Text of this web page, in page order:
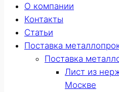
О компании
Контакты
Статьи
Поставка
Поставка
Лист из
Москве